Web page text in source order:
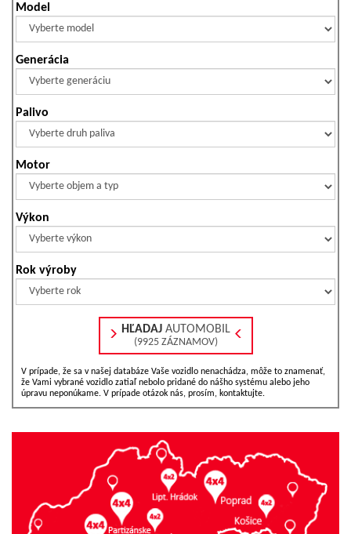
Model
Generácia
Palivo
Motor
Výkon
Rok výroby
HĽADAJAUTOMOBIL
(9925 ZÁZNAMOV)
V prípade, že sa v našej databáze Vaše vozidlo nenachádza, môže to znamenať,
že Vami vybrané vozidlo zatiaľ nebolo pridané do nášho systému alebo jeho
úpravu neponúkame. V prípade otázok nás, prosím, kontaktujte.